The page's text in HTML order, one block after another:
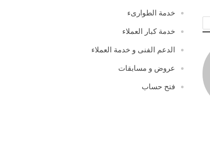
خدمة الطوارىء
خدمة كبار العملاء
الدعم الفنى و خدمة العملاء
عروض و مسابقات
فتح حساب